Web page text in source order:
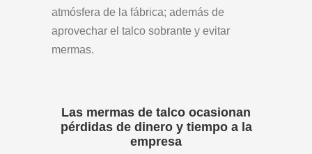
atmósfera de la fábrica; además de
aprovechar el talco sobrante y evitar
mermas.
Las mermas de talco ocasionan
pérdidas de dinero y tiempo a la
empresa